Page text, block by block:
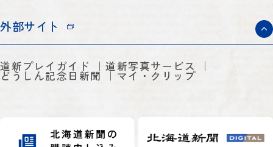
外部サイト
道新プレイガイド 道新写真サービス
どうしん記念日新聞 マイ・クリップ